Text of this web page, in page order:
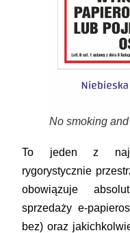
No smoking
To jeden z
rygorystycznie
obowiązuje
sprzedaży e-
bez) oraz